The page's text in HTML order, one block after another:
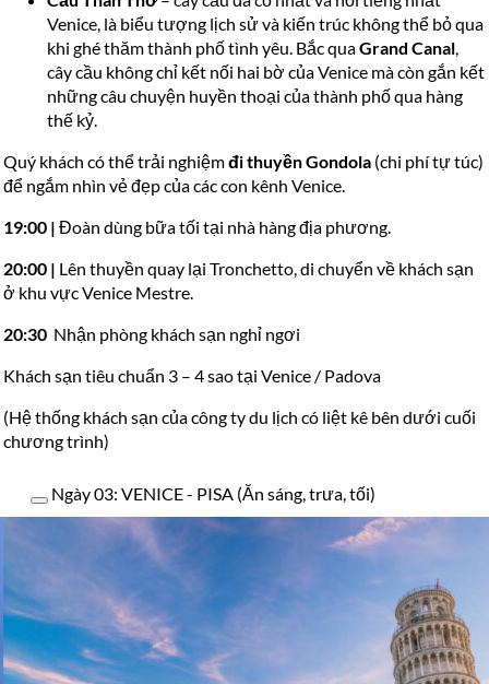
Venice, là biểu tượng lịch sử và kiến trúc không thể bỏ qua
khi ghé thăm thành phố tình yêu. Bắc quaGrand Canal
cây cầu không chỉ kết nối hai bờ của Venice mà còn gắn kết
những câu chuyện huyền thoại của thành phố qua hàng
thế kỷ.
Quý khách có thể trải nghiệmđi thuyền Gondola (chi phí tự túc)
để ngắm nhìn vẻ đẹp của các con kênh Venice.
19:00 | Đoàn dùng bữa tối tại nhà hàng địa phương.
20:00 | Lên thuyền quay lại Tronchetto, di chuyển về khách sạn
ở khu vực Venice Mestre.
20:30 Nhận phòng khách sạn nghỉ ngơi
Khách sạn tiêu chuẩn 3 – 4 sao tại Venice / Padova
(Hệ thống khách sạn của công ty du lịch có liệt kê bên dưới cuối
chương trình)
Ngày 03: VENICE - PISA (Ăn sáng, trưa, tối)